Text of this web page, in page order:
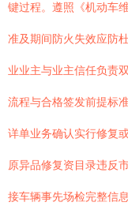
键过程。遵照《机动车
准及期间防火失效应防
业业主与业主信任负责
流程与合格签发前提标
详单业务确认实行修复
原异品修复资目录违反
接车辆事先场检完整信